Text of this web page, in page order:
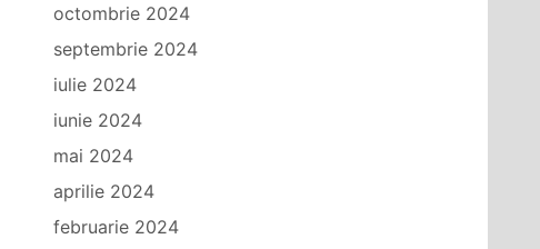
octombrie 2024
septembrie 2024
iulie 2024
iunie 2024
mai 2024
aprilie 2024
februarie 2024